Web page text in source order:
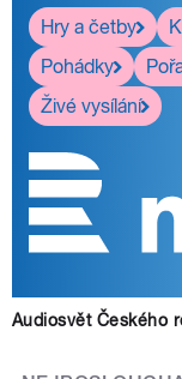
Hry a četby
Pohádky
Živé vysílání
Audiosvět Českého